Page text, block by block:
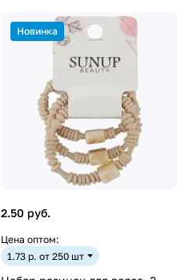
Новинка
2.50 руб.
Цена оптом:
1.73 р. от 250 шт